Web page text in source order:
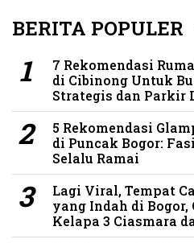
BERITA POPULER
7 Rekomendasi
di Cibinong Untuk
Strategis dan Parkir
5 Rekomendasi
di Puncak Bogor:
Selalu Ramai
Lagi Viral, Tempat
yang Indah di Bogor,
Kelapa 3 Ciasmara